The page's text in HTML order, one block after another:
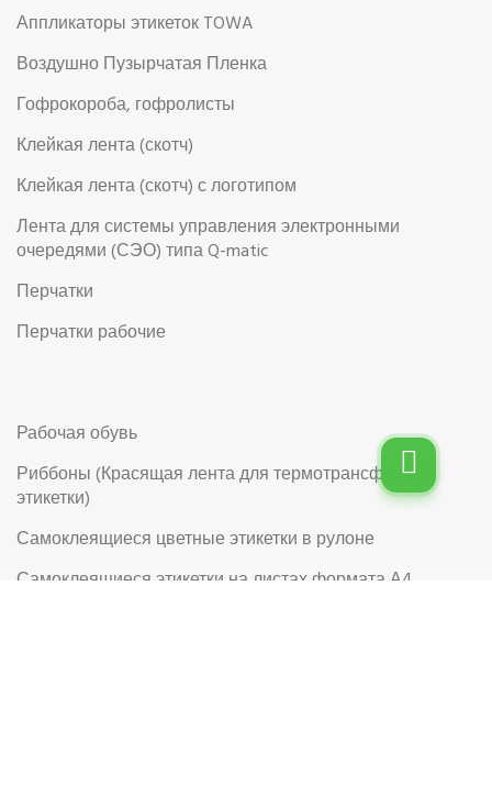
Аппликаторы этикеток TOWA
Воздушно Пузырчатая Пленка
Гофрокороба, гофролисты
Клейкая лента (скотч)
Клейкая лента (скотч) с логотипом
Лента для системы управления электронными
очередями (СЭО) типа Q-matic
Перчатки
Перчатки рабочие
Рабочая обувь
Риббоны (Красящая лента для термотрансферной
этикетки)
Самоклеящиеся цветные этикетки в рулоне
Самоклеящиеся этикетки на листах формата А4